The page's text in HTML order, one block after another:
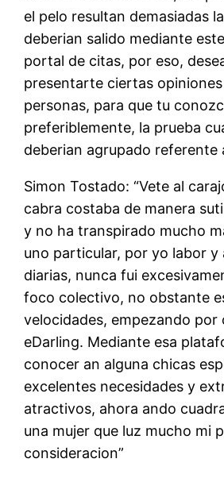
el pelo resultan demasiadas
deberian salido mediante
portal de citas, por eso,
presentarte ciertas
personas, para que tu
preferiblemente, la prueba
deberian agrupado referente
Simon Tostado: “Vete al
cabra costaba de manera
y no ha transpirado mucho
uno particular, por yo labor y
diarias, nunca fui
foco colectivo, no obstante
velocidades, empezando por
eDarling. Mediante esa
conocer an alguna chicas
excelentes necesidades y
atractivos, ahora ando
una mujer que luz mucho mi
consideracion”